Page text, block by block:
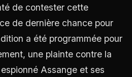
de contester cette
de dernière chance pour
a été programmée pour
une plainte contre la
Assange et ses